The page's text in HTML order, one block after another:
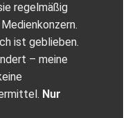
regelmäßig
ist geblieben.
– meine
Nur